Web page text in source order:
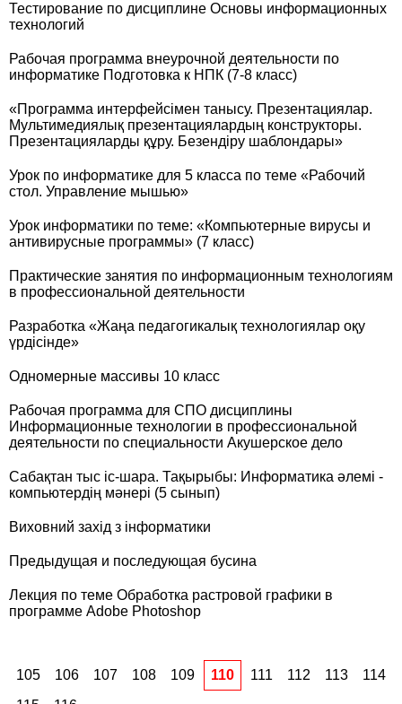
Тестирование по дисциплине Основы информационных
технологий
Рабочая программа внеурочной деятельности по
информатике Подготовка к НПК (7-8 класс)
«Программа интерфейсімен танысу. Презентациялар.
Мультимедиялық презентациялардың конструкторы.
Презентацияларды құру. Безендіру шаблондары»
Урок по информатике для 5 класса по теме «Рабочий
стол. Управление мышью»
Урок информатики по теме: «Компьютерные вирусы и
антивирусные программы» (7 класс)
Практические занятия по информационным технологиям
в профессиональной деятельности
Разработка «Жаңа педагогикалық технологиялар оқу
үрдісінде»
Одномерные массивы 10 класс
Рабочая программа для СПО дисциплины
Информационные технологии в профессиональной
деятельности по специальности Акушерское дело
Сабақтан тыс іс-шара. Тақырыбы: Информатика әлемі -
компьютердің мәнері (5 сынып)
Виховний захід з інформатики
Предыдущая и последующая бусина
Лекция по теме Обработка растровой графики в
программе Adobe Photoshop
105 106 107 108 109 110 111 112 113
114